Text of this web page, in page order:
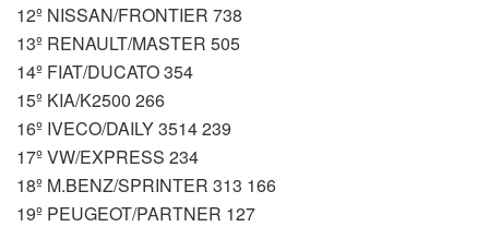
12º NISSAN/FRONTIER 738
13º RENAULT/MASTER 505
14º FIAT/DUCATO 354
15º KIA/K2500 266
16º IVECO/DAILY 3514 239
17º VW/EXPRESS 234
18º M.BENZ/SPRINTER 313 166
19º PEUGEOT/PARTNER 127